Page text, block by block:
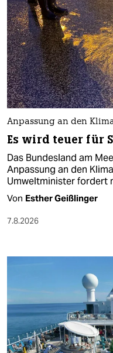
Anpassung an den
Es wird teuer für
Das Bundesland am
Anpassung an den
Umweltminister fordert
Von Esther Geißlinger
7.8.2026